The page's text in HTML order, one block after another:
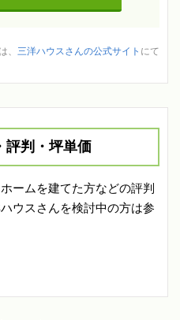
、 三洋ハウスさんの公式サイト にて
評判・坪単価
ームを建てた方などの評判
ウスさんを検討中の方は参